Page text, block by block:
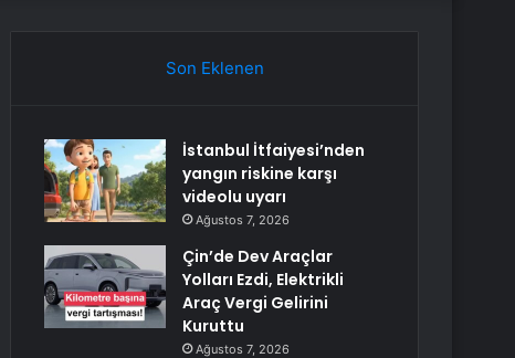
Son Eklenen
İstanbul İtfaiyesi’nden
yangın riskine karşı
videolu uyarı
Ağustos 7, 2026
Çin’de Dev Araçlar
Yolları Ezdi, Elektrikli
Araç Vergi Gelirini
Kuruttu
Ağustos 7, 2026